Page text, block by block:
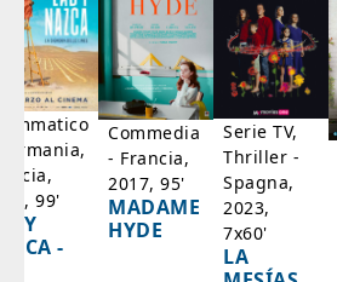
99'
-
Commedia
- Francia,
2017, 95'
MADAME
HYDE
Serie TV,
Thriller -
Spagna,
2023,
7x60'
LA